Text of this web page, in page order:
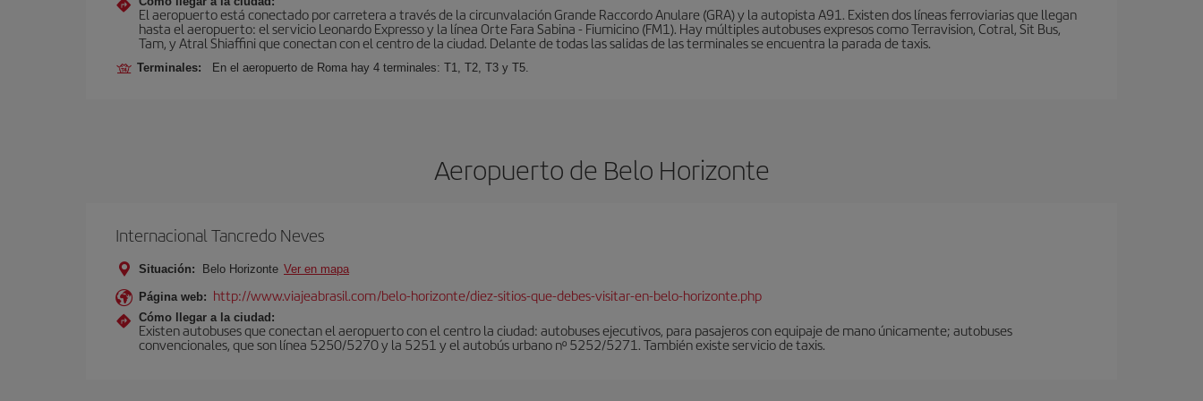
El aeropuerto está conectado por carretera a través de la circunvalación Grande Raccordo Anulare (GRA) y la autopista A91. Existen dos líneas ferroviarias que llegan
hasta el aeropuerto: el servicio Leonardo Expresso y la línea Orte Fara Sabina - Fiumicino (FM1). Hay múltiples autobuses expresos como Terravision, Cotral, Sit Bus,
Tam, y Atral Shiaffini que conectan con el centro de la ciudad. Delante de todas las salidas de las terminales se encuentra la parada de taxis.
Terminales: En el aeropuerto de Roma hay 4 terminales: T1, T2, T3 y T5.
Aeropuerto de Belo Horizonte
Internacional Tancredo Neves
Situación: Belo Horizonte Ver en mapa
Página web: http://www.viajeabrasil.com/belo-horizonte/diez-sitios-que-debes-visitar-en-belo-horizonte.php
Cómo llegar a la ciudad:
Existen autobuses que conectan el aeropuerto con el centro la ciudad: autobuses ejecutivos, para pasajeros con equipaje de mano únicamente; autobuses
convencionales, que son línea 5250/5270 y la 5251 y el autobús urbano nº 5252/5271. También existe servicio de taxis.